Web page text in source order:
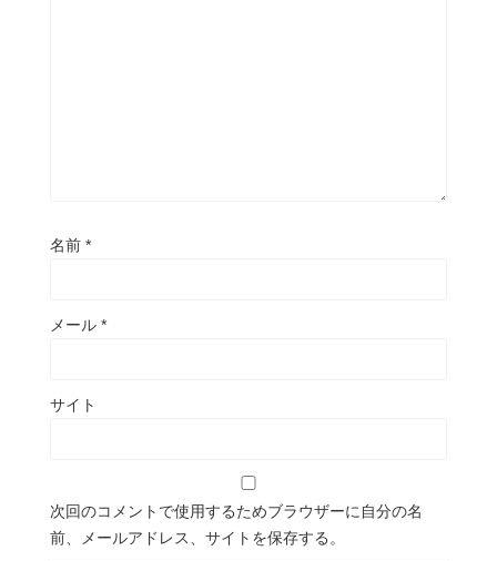
名前 *
メール *
サイト
次回のコメントで使用するためブラウザーに自分の名
前、メールアドレス、サイトを保存する。